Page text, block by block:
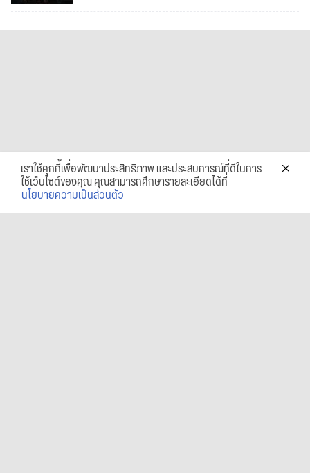
เราใช้คุกกี้เพื่อพัฒนาประสิทธิภาพ และประสบการณ์ที่ดีในการ
ใช้เว็บไซต์ของคุณ คุณสามารถศึกษารายละเอียดได้ที่
นโยบายความเป็นส่วนตัว